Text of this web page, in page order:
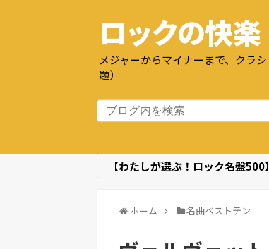
ロックの快楽
メジャーからマイナーまで、クラ
題）
【わたしが選ぶ！ロック名盤500
ホーム 名曲ベストテン